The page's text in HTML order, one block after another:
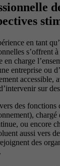
en tant
s’offrent
charge
entreprise ou
accessible,
sur
des fonctions
chargé
ou encore
aussi vers
des